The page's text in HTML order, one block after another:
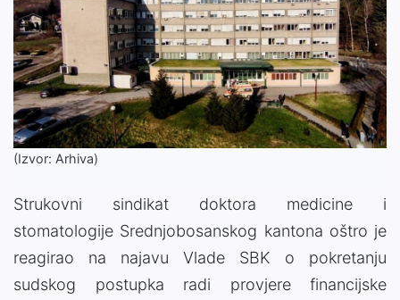
(Izvor: Arhiva)
Strukovni sindikat doktora medicine i
stomatologije Srednjobosanskog kantona oštro je
reagirao na najavu Vlade SBK o pokretanju
sudskog postupka radi provjere financijske